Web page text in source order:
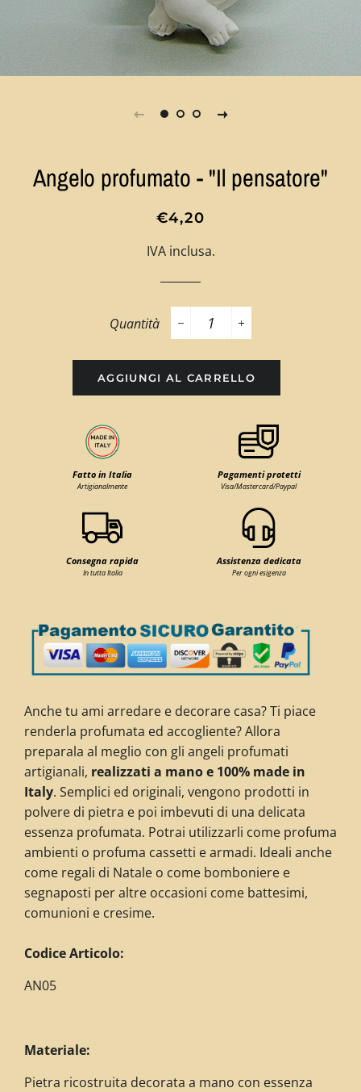
Angelo profumato - "Il pensatore"
Prezzo
listino
Prezzo
€4,20
IVA inclusa.
Quantità
−
+
AGGIUNGI AL CARRELLO
Fatto in Italia
Artigianalmente
Pagamenti protetti
Visa/Mastercard/Paypal
Consegna rapida
In tutta Italia
Assistenza dedicata
Per ogni esigenza
Anche tu ami arredare e decorare casa? Ti piace
renderla profumata ed accogliente? Allora
preparala al meglio con gli angeli profumati
artigianali, realizzati a mano e 100% made in
Italy. Semplici ed originali, vengono prodotti in
polvere di pietra e poi imbevuti di una delicata
essenza profumata. Potrai utilizzarli come profuma
ambienti o profuma cassetti e armadi. Ideali anche
come regali di Natale o come bomboniere e
segnaposti per altre occasioni come battesimi,
comunioni e cresime.
Codice Articolo:
AN05
Materiale:
Pietra ricostruita decorata a mano con essenza